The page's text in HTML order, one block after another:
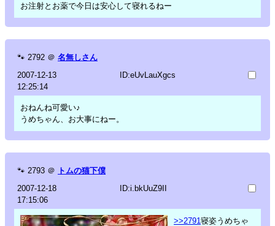
お注射とお薬で今日は安心して寝れるねー
🐾 2792 ＠ 名無しさん
2007-12-13
12:25:14
ID:eUvLauXgcs
おねんね可愛い♪
うめちゃん、お大事にねー。
🐾 2793 ＠ トムの猫下僕
2007-12-18
17:15:06
ID:i.bkUuZ9II
>>2791寝姿うめちゃ